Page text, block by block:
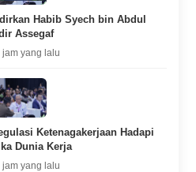
Habib Syech bin Abdul
Assegaf
jam yang lalu
Ketenagakerjaan Hadapi
Dunia Kerja
jam yang lalu